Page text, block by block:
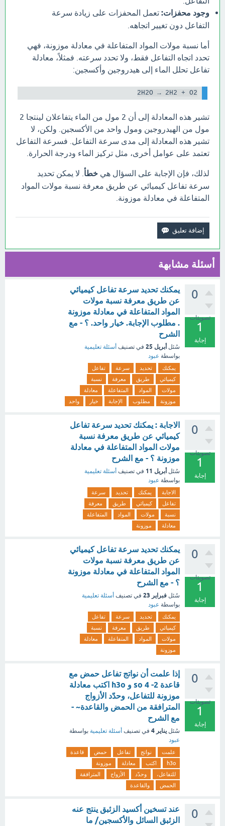
وجود محفزات: تعمل المحفزات على زيادة سرعة
التفاعل دون تغيير اتجاهه.
أما نسبة مولات المواد المتفاعلة في معادلة موزونة، فهي
تحدد اتجاه التفاعل فقط، ولا تحدد سرعته. فمثلاً، معادلة
تفاعل تحلل الماء إلى هيدروجين وأكسجين:
2H2O → 2H2 + O2
تشير هذه المعادلة إلى أن 2 مول من الماء يتفاعلان لينتجا 2
مول من الهيدروجين ومول واحد من الأكسجين. ولكن، لا
تشير هذه المعادلة إلى مدى سرعة التفاعل. فسرعة التفاعل
تعتمد على عوامل أخرى، مثل تركيز الماء ودرجة الحرارة.
لذلك، فإن الإجابة على السؤال هي خطأ . لا يمكن تحديد
سرعة تفاعل كيميائي عن طريق معرفة نسبة مولات المواد
المتفاعلة في معادلة موزونة.
أسئلة مشابهة
0
تصويتات
1
إجابة
يمكنك تحديد سرعة تفاعل كيميائي
عن طريق معرفة نسبة مولات
المواد المتفاعلة في معادلة موزونة
. مطلوب الإجابة. خيار واحد. ؟ - مع
الشرح
سُئل أبريل 25 في تصنيف أسئلة تعليمية
بواسطة عبود
يمكنك تحديد سرعة
تفاعل
كيميائي
طريق معرفة
نسبة
مولات
المواد المتفاعلة
معادلة
موزونة
مطلوب الإجابة خيار واحد
0
تصويتات
1
إجابة
الاجابة : يمكنك تحديد سرعة تفاعل
كيميائي عن طريق معرفة نسبة
مولات المواد المتفاعلة في معادلة
موزونة ؟ - مع الشرح
سُئل أبريل 11 في تصنيف أسئلة تعليمية
بواسطة عبود
الاجابة يمكنك تحديد
سرعة
تفاعل
كيميائي طريق
معرفة
نسبة
مولات المواد
المتفاعلة
معادلة
موزونة
0
تصويتات
1
إجابة
يمكنك تحديد سرعة تفاعل كيميائي
عن طريق معرفة نسبة مولات
المواد المتفاعلة في معادلة موزونة
؟ - مع الشرح
سُئل فبراير 23 في تصنيف أسئلة تعليمية
بواسطة عبود
يمكنك تحديد سرعة
تفاعل
كيميائي
طريق معرفة
نسبة
مولات
المواد المتفاعلة
معادلة
موزونة
0
تصويتات
1
إجابة
إذا علمت أن نواتج تفاعل حمض مع
قاعدة so 4 -2 و h3o اكتب معادلة
موزونة للتفاعل، وحدّد الأزواج
المترافقة من الحمض والقاعدة~ -
مع الشرح
سُئل يناير 4 في تصنيف أسئلة تعليمية بواسطة
عبود
علمت نواتج تفاعل حمض
قاعدة
h3o
اكتب معادلة
موزونة
للتفاعل،
وحدّد الأزواج
المترافقة
الحمض
والقاعدة
0
عند تسخين أكسيد الزئبق ينتج عنه
الزئبق السائل والأكسجين/ ما